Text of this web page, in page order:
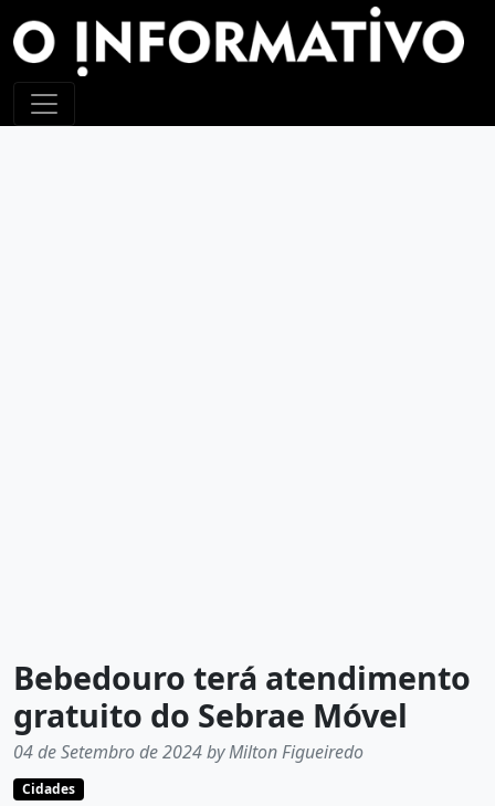
Bebedouro terá atendimento
gratuito do Sebrae Móvel
04 de Setembro de 2024 by Milton Figueiredo
Cidades